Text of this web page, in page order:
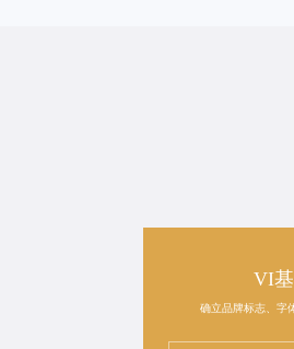
VI
确立品牌标志、字